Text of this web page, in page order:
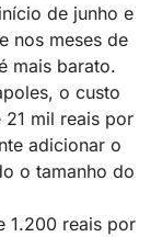
de junho e
nos meses de
mais barato.
o custo
mil reais por
adicionar o
o tamanho do
1.200 reais por